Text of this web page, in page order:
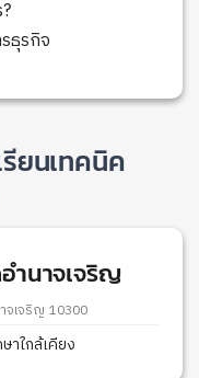
ธุรกิจ
ยนเทคนิค
ำนาจเจริญ
จเจริญ 10300
าใกล้เคียง